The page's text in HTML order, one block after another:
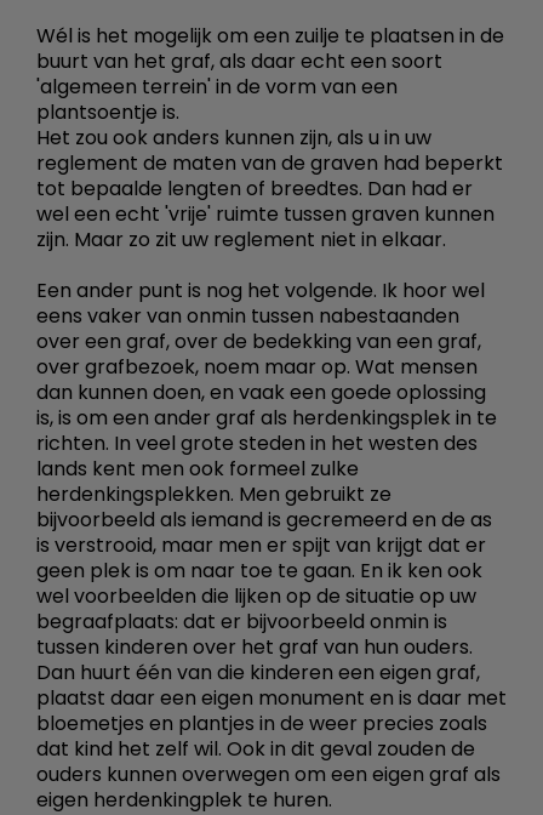
Wél is het mogelijk om een zuilje te plaatsen in de
buurt van het graf, als daar echt een soort
'algemeen terrein' in de vorm van een
plantsoentje is.
Het zou ook anders kunnen zijn, als u in uw
reglement de maten van de graven had beperkt
tot bepaalde lengten of breedtes. Dan had er
wel een echt 'vrije' ruimte tussen graven kunnen
zijn. Maar zo zit uw reglement niet in elkaar.
Een ander punt is nog het volgende. Ik hoor wel
eens vaker van onmin tussen nabestaanden
over een graf, over de bedekking van een graf,
over grafbezoek, noem maar op. Wat mensen
dan kunnen doen, en vaak een goede oplossing
is, is om een ander graf als herdenkingsplek in te
richten. In veel grote steden in het westen des
lands kent men ook formeel zulke
herdenkingsplekken. Men gebruikt ze
bijvoorbeeld als iemand is gecremeerd en de as
is verstrooid, maar men er spijt van krijgt dat er
geen plek is om naar toe te gaan. En ik ken ook
wel voorbeelden die lijken op de situatie op uw
begraafplaats: dat er bijvoorbeeld onmin is
tussen kinderen over het graf van hun ouders.
Dan huurt één van die kinderen een eigen graf,
plaatst daar een eigen monument en is daar met
bloemetjes en plantjes in de weer precies zoals
dat kind het zelf wil. Ook in dit geval zouden de
ouders kunnen overwegen om een eigen graf als
eigen herdenkingplek te huren.